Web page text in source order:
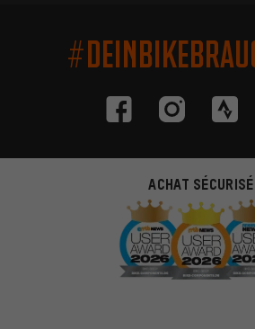
ACHAT SÉCURISÉ